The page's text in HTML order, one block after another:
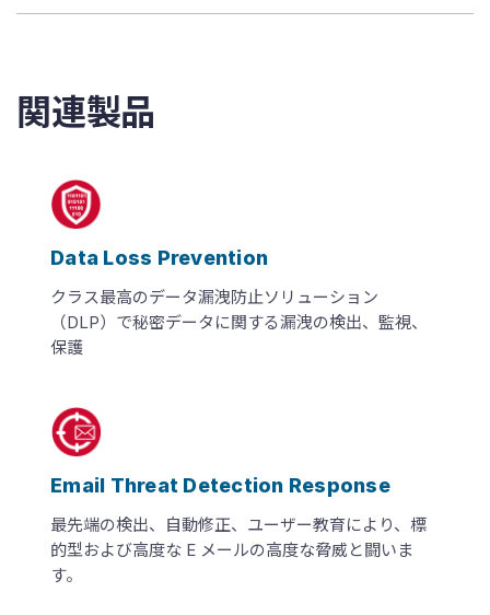
関連製品
Data Loss Prevention
クラス最高のデータ漏洩防止ソリューション
（DLP）で秘密データに関する漏洩の検出、監視、
保護
Email Threat Detection Response
最先端の検出、自動修正、ユーザー教育により、標
的型および高度な E メールの高度な脅威と闘いま
す。